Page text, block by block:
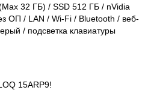
32 ГБ) / SSD 512 ГБ / nVidia
ОП / LAN / Wi-Fi / Bluetooth / веб-
/ подсветка клавиатуры
15ARP9!